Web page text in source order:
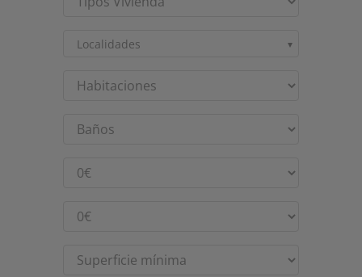
Localidades